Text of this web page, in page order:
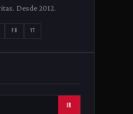
Desde 2012.
FB YT
IR